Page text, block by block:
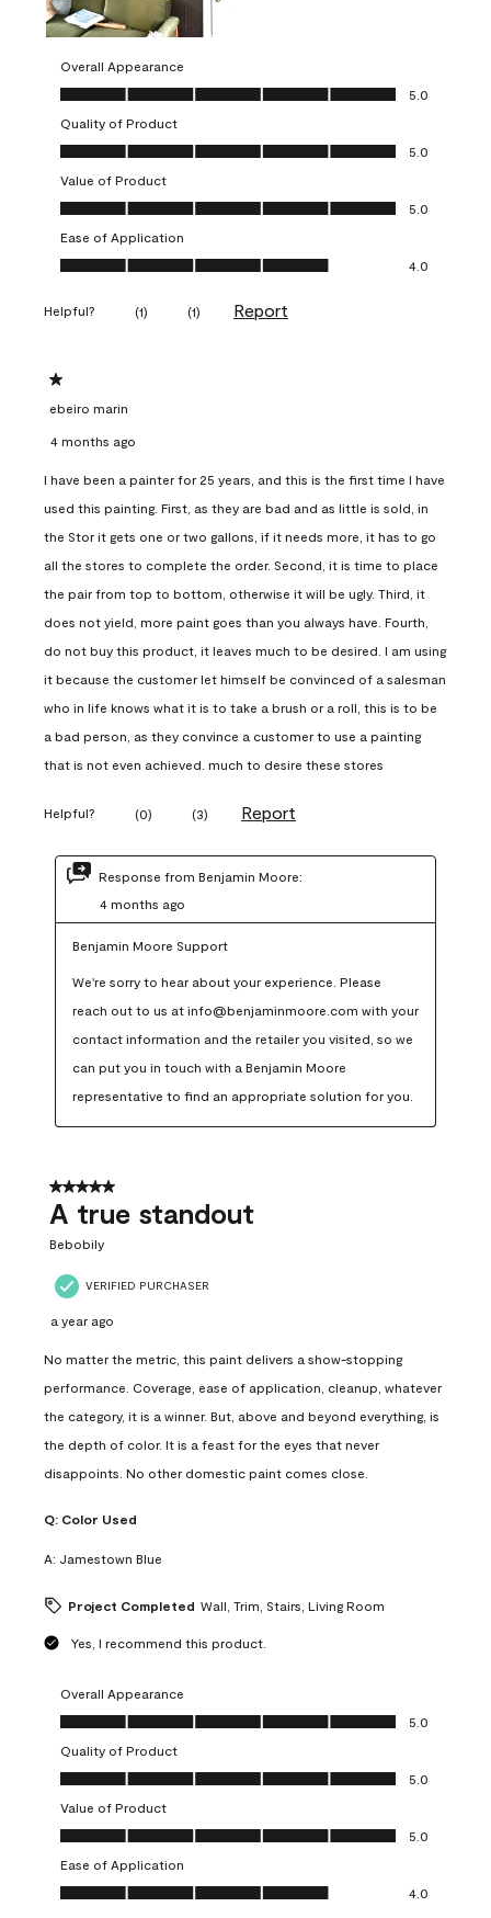
Overall Appearance
Overall Appearance, 5.0 out of 5
5.0
Quality of Product
Quality of Product, 5.0 out of 5
5.0
Value of Product
Value of Product, 5.0 out of 5
5.0
Ease of Application
Ease of Application, 4.0 out of 5
4.0
Helpful? (1) (1) Report
1 out of 5 stars.
ebeiro marin
4 months ago
I have been a painter for 25 years, and this is the first time I have
used this painting. First, as they are bad and as little is sold, in
the Stor it gets one or two gallons, if it needs more, it has to go
all the stores to complete the order. Second, it is time to place
the pair from top to bottom, otherwise it will be ugly. Third, it
does not yield, more paint goes than you always have. Fourth,
do not buy this product, it leaves much to be desired. I am using
it because the customer let himself be convinced of a salesman
who in life knows what it is to take a brush or a roll, this is to be
a bad person, as they convince a customer to use a painting
that is not even achieved. much to desire these stores
Helpful? (0) (3) Report
Response from Benjamin Moore:
4 months ago
Benjamin Moore Support
We're sorry to hear about your experience. Please
reach out to us at info@benjaminmoore.com with your
contact information and the retailer you visited, so we
can put you in touch with a Benjamin Moore
representative to find an appropriate solution for you.
5 out of 5 stars.
A true standout
Bebobily
VERIFIED PURCHASER
a year ago
No matter the metric, this paint delivers a show-stopping
performance. Coverage, ease of application, cleanup, whatever
the category, it is a winner. But, above and beyond everything, is
the depth of color. It is a feast for the eyes that never
disappoints. No other domestic paint comes close.
Q: Color Used
A: Jamestown Blue
Project Completed Wall, Trim, Stairs, Living Room
Yes, I recommend this product.
Overall Appearance
Overall Appearance, 5.0 out of 5
5.0
Quality of Product
Quality of Product, 5.0 out of 5
5.0
Value of Product
Value of Product, 5.0 out of 5
5.0
Ease of Application
Ease of Application, 4.0 out of 5
4.0